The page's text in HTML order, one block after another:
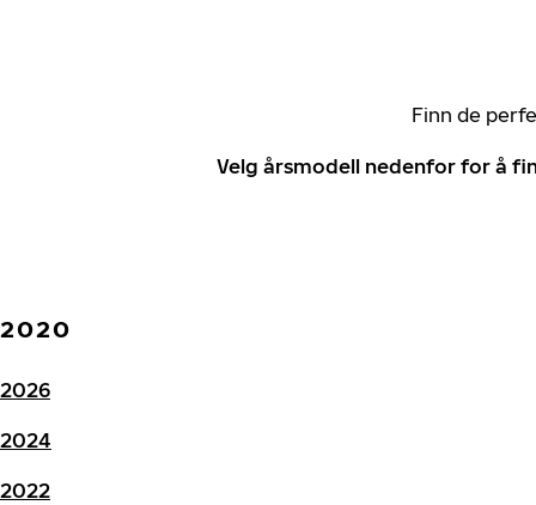
Finn de
Velg årsmodell nedenfor for å
2020
2026
2024
2022